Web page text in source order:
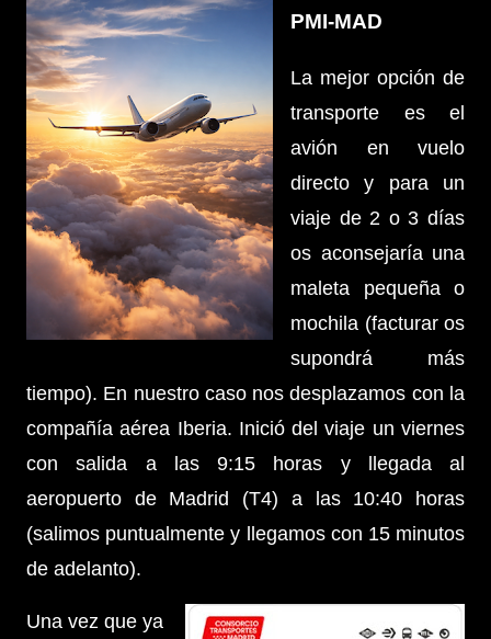
PMI-MAD
La mejor opción de
transporte es el
avión en vuelo
directo y para un
viaje de 2 o 3 días
os aconsejaría una
maleta pequeña o
mochila (facturar os
supondrá más
tiempo). En nuestro caso nos desplazamos con la
compañía aérea Iberia. Inició del viaje un viernes
con salida a las 9:15 horas y llegada al
aeropuerto de Madrid (T4) a las 10:40 horas
(salimos puntualmente y llegamos con 15 minutos
de adelanto).
Una vez que ya